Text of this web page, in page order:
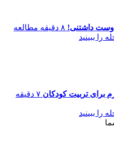
داشتنی! ۸ دقیقه مطالعه
را ببینید
برای تربیت کودکان
۷ دقیقه
را ببینید